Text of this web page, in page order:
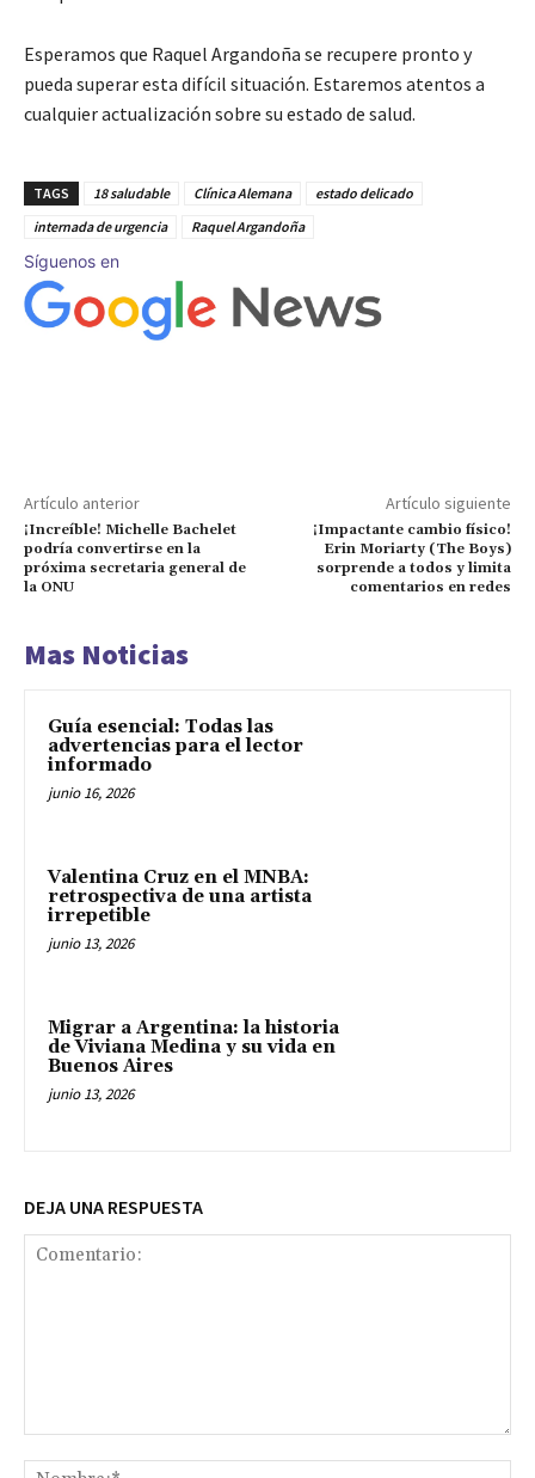
Esperamos que Raquel Argandoña se recupere pronto y
pueda superar esta difícil situación. Estaremos atentos a
cualquier actualización sobre su estado de salud.
TAGS 18 saludable Clínica Alemana
estado delicado
internada de urgencia
Raquel Argandoña
Síguenos en
Artículo anterior
¡Increíble! Michelle Bachelet
podría convertirse en la
próxima secretaria general de
la ONU
Artículo siguiente
¡Impactante cambio físico!
Erin Moriarty (The Boys)
sorprende a todos y limita
comentarios en redes
Mas Noticias
Guía esencial: Todas las
advertencias para el lector
informado
junio 16, 2026
Valentina Cruz en el MNBA:
retrospectiva de una artista
irrepetible
junio 13, 2026
Migrar a Argentina: la historia
de Viviana Medina y su vida en
Buenos Aires
junio 13, 2026
DEJA UNA RESPUESTA